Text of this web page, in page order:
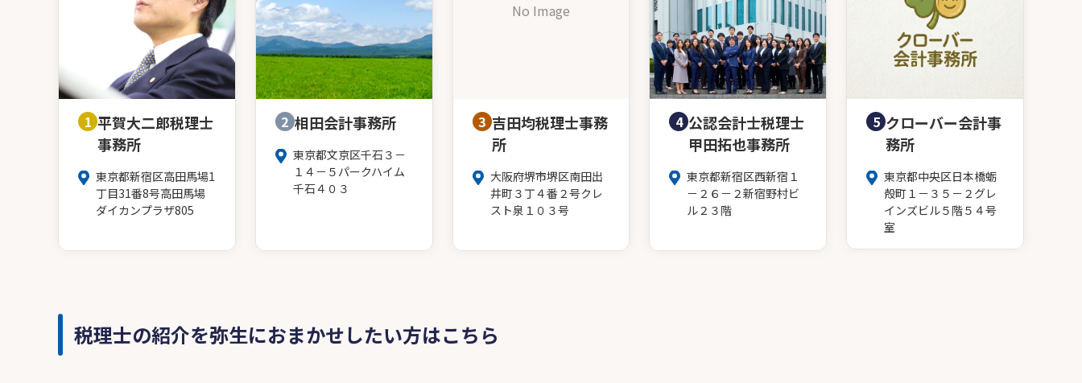
1 平賀大二郎税理士
事務所
東京都新宿区高田馬場1
丁目31番8号高田馬場
ダイカンプラザ805
2 相田会計事務所
東京都文京区千石３－
１４－５パークハイム
千石４０３
No Image
3 吉田均税理士事務
所
大阪府堺市堺区南田出
井町３丁４番２号クレ
スト泉１０３号
4 公認会計士税理士
甲田拓也事務所
東京都新宿区西新宿１
－２６－２新宿野村ビ
ル２３階
5 クローバー会計事
務所
東京都中央区日本橋蛎
殻町１－３５－２グレ
インズビル５階５４号
室
税理士の紹介を弥生におまかせしたい方はこちら